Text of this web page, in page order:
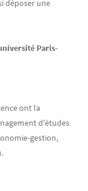
déposer une
Paris-
ont la
d'études
gestion,